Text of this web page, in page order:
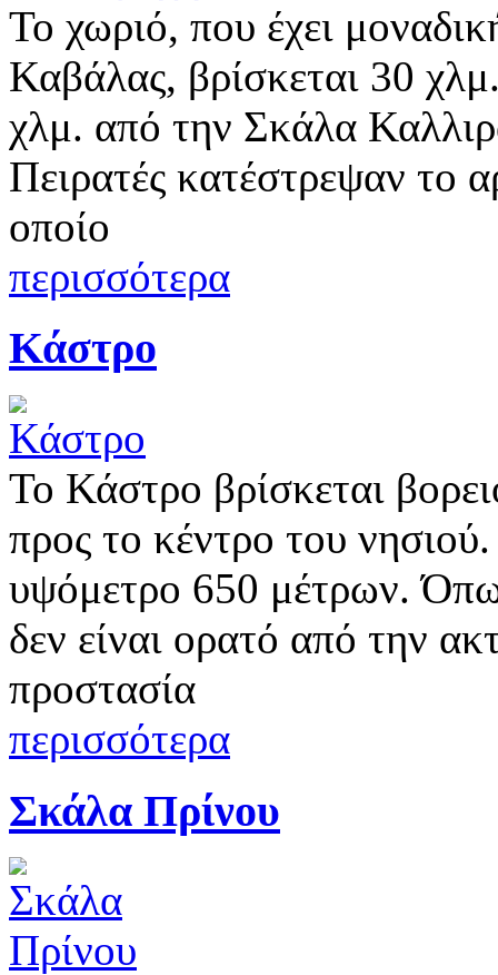
Το χωριό, που έχει
Καβάλας, βρίσκεται 30
χλμ. από την Σκάλα
Πειρατές κατέστρεψαν το
οποίο
περισσότερα
Κάστρο
Το Κάστρο βρίσκεται
προς το κέντρο του
υψόμετρο 650 μέτρων.
δεν είναι ορατό από την
προστασία
περισσότερα
Σκάλα Πρίνου